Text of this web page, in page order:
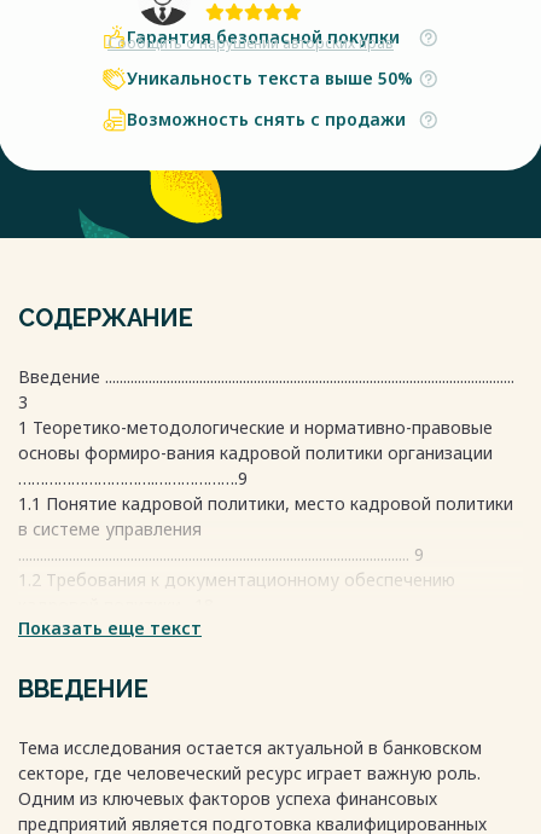
Сообщить о нарушении авторских прав
Гарантия безопасной покупки
Уникальность текста выше 50%
Возможность снять с продажи
СОДЕРЖАНИЕ
Введение .................................................................................................................
3
1 Теоретико-методологические и нормативно-правовые
основы формиро-вания кадровой политики организации
………………………….……………….9
1.1 Понятие кадровой политики, место кадровой политики
в системе управления
............................................................................................................ 9
1.2 Требования к документационному обеспечению
2 Анализ кадровой политики и деятельности персонала
Bank»………………………………………………….........23
2.1 Общие сведения о банке и анализ финансовых
Bank»........................................................................................................... 23
2.2 Система кадровой политики в «AKB Orient Finans
Bank».......................41
Показать еще текст
ВВЕДЕНИЕ
Тема исследования остается актуальной в банковском
секторе, где человеческий ресурс играет важную роль.
Одним из ключевых факторов успеха финансовых
предприятий является подготовка квалифицированных